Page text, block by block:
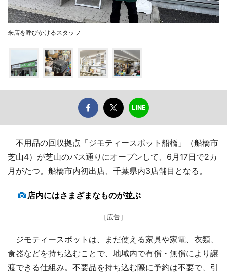
来店を呼びかけるスタッフ
不用品の回収拠点「ジモティースポット船橋」（船橋市
芝山4）が芝山のバス通りにオープンして、6月17日で2カ
月がたつ。船橋市内初出店、千葉県内3店舗目となる。
店内にはさまざまなものが並ぶ
［広告］
ジモティースポットは、まだ使える家具や家電、衣類、
食器などを持ち込むことで、地域内で有償・無償により譲
渡できる仕組み。不要品を持ち込む際に予約は不要で、引